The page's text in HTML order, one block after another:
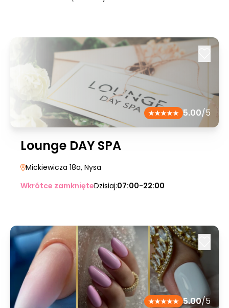
5.00/5
Lounge DAY SPA
Mickiewicza 18a, Nysa
Wkrótce zamknięteDzisiaj:07:00-22:00
5.00/5